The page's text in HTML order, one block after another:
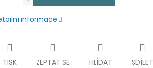
informace
TISK ZEPTAT SE HLÍDAT SDÍLET